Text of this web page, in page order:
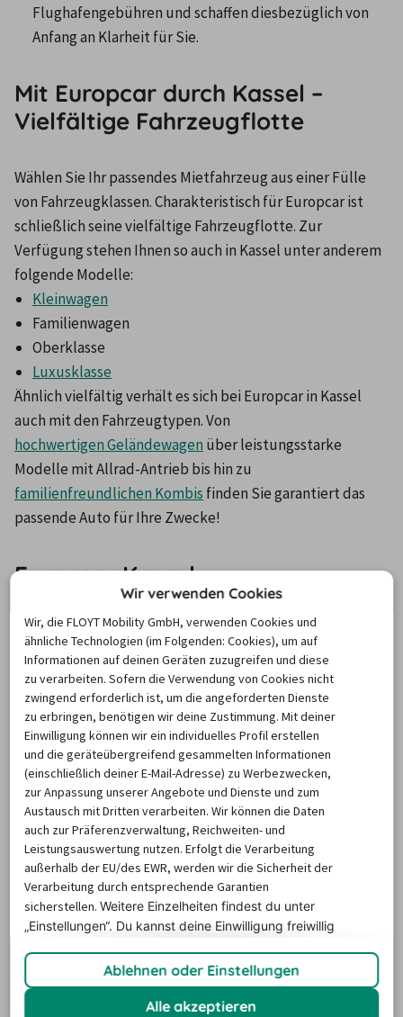
Flughafengebühren und schaffen diesbezüglich von
Anfang an Klarheit für Sie.
Mit Europcar durch Kassel –
Vielfältige Fahrzeugflotte
Wählen Sie Ihr passendes Mietfahrzeug aus einer Fülle
von Fahrzeugklassen. Charakteristisch für Europcar ist
schließlich seine vielfältige Fahrzeugflotte. Zur
Verfügung stehen Ihnen so auch in Kassel unter anderem
folgende Modelle:
Kleinwagen
Familienwagen
Oberklasse
Luxusklasse
Ähnlich vielfältig verhält es sich bei Europcar in Kassel
auch mit den Fahrzeugtypen. Von
hochwertigen Geländewagen über leistungsstarke
Modelle mit Allrad-Antrieb bis hin zu
familienfreundlichen Kombis finden Sie garantiert das
passende Auto für Ihre Zwecke!
Europcar Kassel –
Öffnungszeiten und Adressen
Das dichte Stationsnetz von Europcar bestätigt sich auch
in Kassel. An wichtigen Verkehrsknotenpunkten und
zentralen Standorten innerhalb der Stadt haben sich
mehrere Filialen des Anbieters angesiedelt. Dadurch
ergeben sich für Sie attraktive Startpunkte für
Erkundungstouren und sonstige Unternehmungen auf
vier Rädern. Die Niederlassung im Stadtzentrum hat
dabei bis Mitternacht für Sie geöffnet. Die folgende
Tabelle enthält die wichtigsten Informationen zu den
zentralen Stationen von Europcar in Kassel:
Station Adresse Öffnungszeiten
- Montag –
Freitag: 7 – 24
Wir verwenden Cookies
Wir, die FLOYT Mobility GmbH, verwenden Cookies und
ähnliche Technologien (im Folgenden: Cookies), um auf
Informationen auf deinen Geräten zuzugreifen und diese
zu verarbeiten. Sofern die Verwendung von Cookies nicht
zwingend erforderlich ist, um die angeforderten Dienste
zu erbringen, benötigen wir deine Zustimmung. Mit deiner
Einwilligung können wir ein individuelles Profil erstellen
und die geräteübergreifend gesammelten Informationen
(einschließlich deiner E-Mail-Adresse) zu Werbezwecken,
zur Anpassung unserer Angebote und Dienste und zum
Austausch mit Dritten verarbeiten. Wir können die Daten
auch zur Präferenzverwaltung, Reichweiten- und
Leistungsauswertung nutzen. Erfolgt die Verarbeitung
außerhalb der EU/des EWR, werden wir die Sicherheit der
Verarbeitung durch entsprechende Garantien
sicherstellen.Weitere Einzelheiten findest du unter
„Einstellungen“. Du kannst deine Einwilligung freiwillig
Ablehnen oder Einstellungen
Alle akzeptieren